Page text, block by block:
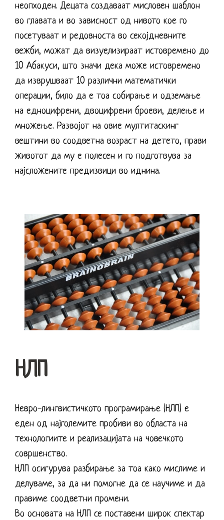
неопходен. Децата создаваат мисловен шаблон
во главата и во зависност од нивото кое го
посетуваат и редовноста во секојдневните
вежби, можат да визуелизираат истовремено до
10 Абакуси, што значи дека може истовремено
да изврушваат 10 различни математички
операции, било да е тоа собирање и одземање
на едноцифрени, двоцифрени броеви, делење и
множење. Развојот на овие мултитаскинг
вештини во соодветна возраст на детето, прави
животот да му е полесен и го подготвува за
најсложените предизвици во иднина.
НЛП
Невро-лингвистичкото програмирање (НЛП) е
еден од најголемите пробиви во областа на
технологиите и реализацијата на човечкото
совршенство.
НЛП осигурува разбирање за тоа како мислиме и
делуваме, за да ни помогне да се научиме и да
правиме соодветни промени.
Во основата на НЛП се поставени широк спектар